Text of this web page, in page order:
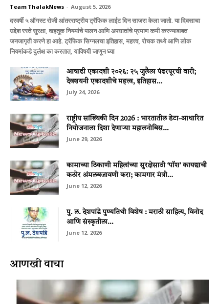
Team ThalakNews - August 5, 2026
दरवर्षी ५ ऑगस्ट रोजी आंतरराष्ट्रीय ट्रॅफिक लाईट दिन साजरा केला जातो. या दिवसाचा
उद्देश रस्ते सुरक्षा, वाहतूक नियमांचे पालन आणि अपघातांचे प्रमाण कमी करण्याबाबत
जनजागृती करणे हा आहे. ट्रॅफिक सिग्नलचा इतिहास, महत्त्व, रोचक तथ्ये आणि लोक
नियमांकडे दुर्लक्ष का करतात, याविषयी जाणून घ्या
आषाढी एकादशी २०२६: २५ जुलैला पंढरपूरची वारी;
देवशयनी एकादशीचे महत्त्व, इतिहास...
July 24, 2026
राष्ट्रीय सांख्यिकी दिन 2026 : भारतातील डेटा-आधारित
नियोजनाला दिशा देणाऱ्या महालनोबिस...
June 29, 2026
कामाच्या ठिकाणी महिलांच्या सुरक्षेसाठी ‘पॉश’ कायद्याची
कठोर अंमलबजावणी करा; कामगार मंत्री...
June 12, 2026
पु. ल. देशपांडे पुण्यतिथी विशेष : मराठी साहित्य, विनोद
आणि संस्कृतीला...
June 12, 2026
आणखी वाचा